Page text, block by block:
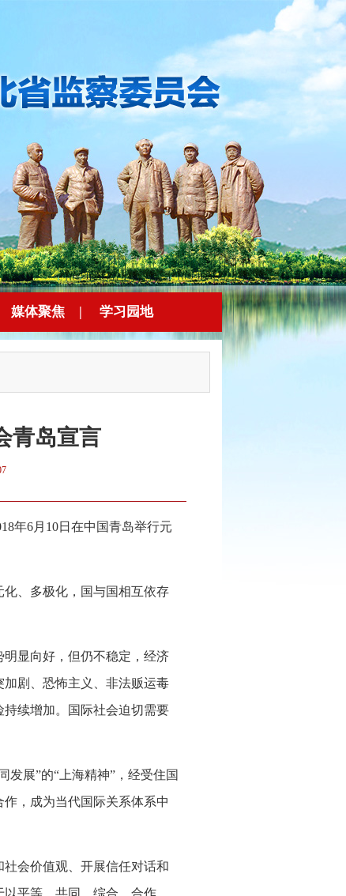
媒体聚焦 | 学习园地
青岛宣言
年6月10日在中国青岛举行元
、多极化，国与国相互依存
显向好，但仍不稳定，经济
剧、恐怖主义、非法贩运毒
续增加。国际社会迫切需要
展”的“上海精神”，经受住国
，成为当代国际关系体系中
会价值观、开展信任对话和
平等、共同、综合、合作、